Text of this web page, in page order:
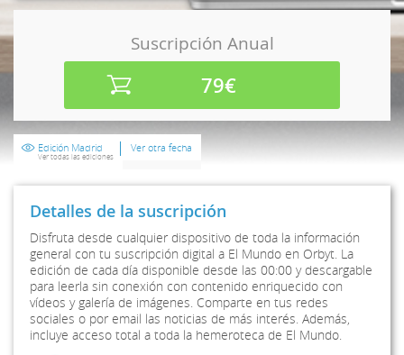
Suscripción Anual
79€
Edición Madrid
Ver todas las ediciones
Ver otra fecha
Detalles de la suscripción
Disfruta desde cualquier dispositivo de toda la información
general con tu suscripción digital a El Mundo en Orbyt. La
edición de cada día disponible desde las 00:00 y descargable
para leerla sin conexión con contenido enriquecido con
vídeos y galería de imágenes. Comparte en tus redes
sociales o por email las noticias de más interés. Además,
incluye acceso total a toda la hemeroteca de El Mundo.